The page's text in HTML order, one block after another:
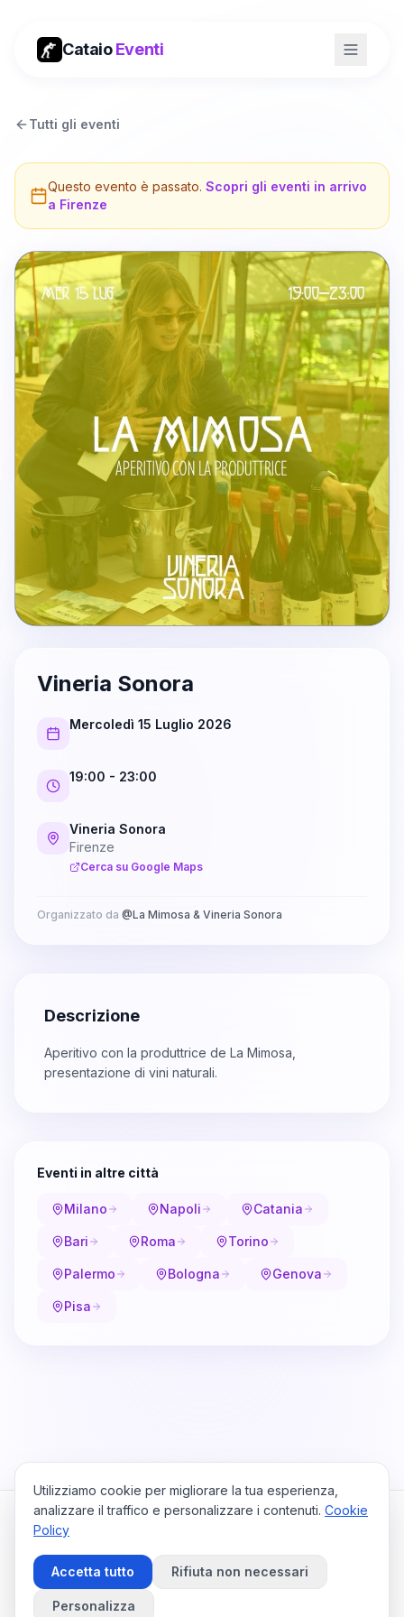
CataioEventi
Tutti gli eventi
Questo evento è passato. Scopri gli eventi in arrivo
a Firenze
Vineria Sonora
Mercoledì 15 Luglio 2026
19:00 - 23:00
Vineria Sonora
Firenze
Cerca su Google Maps
Organizzato da @La Mimosa & Vineria Sonora
Descrizione
Aperitivo con la produttrice de La Mimosa,
presentazione di vini naturali.
Eventi in altre città
Milano Napoli Catania
Bari Roma Torino
Palermo Bologna Genova
Pisa
HomeViaggiPrivacy PolicyCookie PolicyContattaci
Preferenze Cookie
©2026
Utilizziamo cookie per migliorare la tua esperienza,
analizzare il traffico e personalizzare i contenuti. Cookie
Policy
Accetta tutto Rifiuta non necessari
Personalizza